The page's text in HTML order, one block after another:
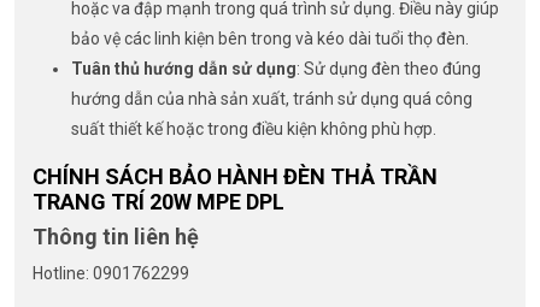
hoặc va đập mạnh trong quá trình sử dụng. Điều này giúp
bảo vệ các linh kiện bên trong và kéo dài tuổi thọ đèn.
Tuân thủ hướng dẫn sử dụng: Sử dụng đèn theo đúng
hướng dẫn của nhà sản xuất, tránh sử dụng quá công
suất thiết kế hoặc trong điều kiện không phù hợp.
CHÍNH SÁCH BẢO HÀNH ĐÈN THẢ TRẦN
TRANG TRÍ 20W MPE DPL
Thông tin liên hệ
Hotline: 0901762299